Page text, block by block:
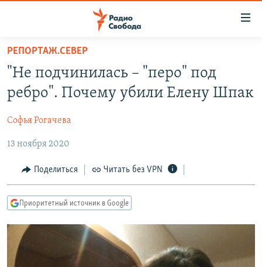
упрощенного
доступа
Вернуться
основному
Вернутся
главной
навигации
Вернутся
поиску
ПРОГРАММЫ
ПОДКАСТЫ
АВТОРСКИЕ ПРОЕКТЫ
ЦИТАТЫ СВОБОДЫ
МНЕНИЯ
КУЛЬТУРА
IDEL.РЕАЛИИ
КАВКАЗ.РЕАЛИИ
СЕВЕР.РЕАЛИИ
СИБИРЬ.РЕАЛИИ
РЕПОРТАЖ.СЕВЕР
"Не подчинилась – "перо" под
ребро". Почему убили Елену Шпак
Софья Рогачева
13 ноября 2020
Поделиться Читать без VPN
Приоритетный источник в Google